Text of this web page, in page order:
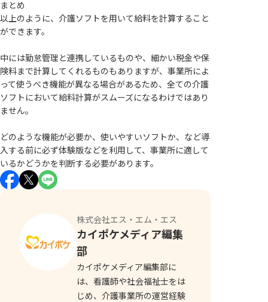
まとめ
以上のように、介護ソフトを用いて給料を計算すること
ができます。
中には勤怠管理と連携しているものや、細かい税金や保
険料まで計算してくれるものもありますが、事業所によ
って使うべき機能が異なる場合があるため、全ての介護
ソフトにおいて給料計算がスムーズになるわけではあり
ません。
どのような機能が必要か、使いやすいソフトか、など導
入する前に必ず体験版などを利用して、事業所に適して
いるかどうかを判断する必要があります。
株式会社エス・エム・エス
カイポケメディア編集
部
カイポケメディア編集部に
は、看護師や社会福祉士をは
じめ、介護事業所の運営経験